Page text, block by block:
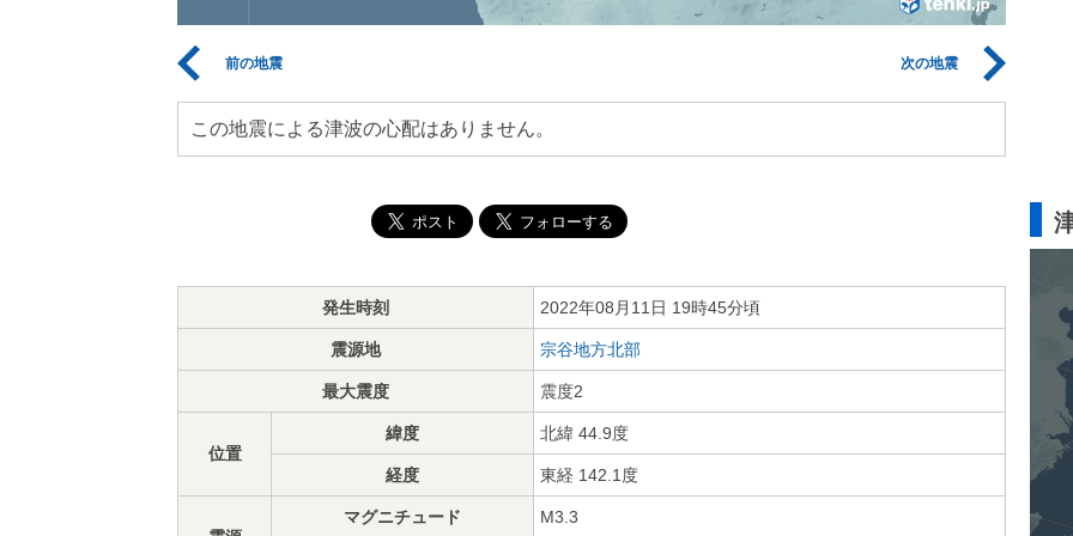
前の地震 次の地震
この地震による津波の心配はありません。
発生時刻 2022年08月11日 19時45分頃
震源地 宗谷地方北部
最大震度 震度2
位置
緯度 北緯 44.9度
経度 東経 142.1度
マグニチュード M3.3